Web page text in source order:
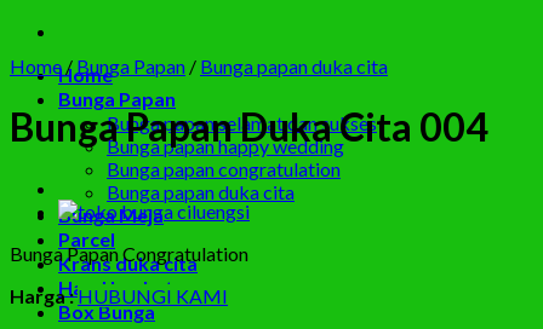
Home
Bunga Papan
Bunga papan selamat dan sukses
Bunga papan happy wedding
Bunga papan congratulation
Bunga papan duka cita
Bunga Meja
Parcel
Krans duka cita
Hand bucket
Box Bunga
Home / Bunga Papan / Bunga papan duka cita
Bunga Papan Duka Cita 004
Bunga Papan Congratulation
Harga : HUBUNGI KAMI